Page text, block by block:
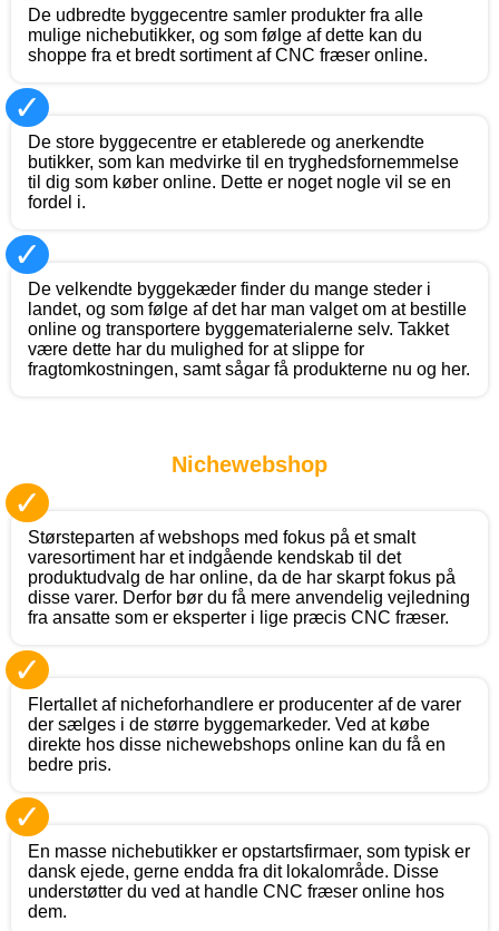
De udbredte byggecentre samler produkter fra alle
mulige nichebutikker, og som følge af dette kan du
shoppe fra et bredt sortiment af CNC fræser online.
✓
De store byggecentre er etablerede og anerkendte
butikker, som kan medvirke til en tryghedsfornemmelse
til dig som køber online. Dette er noget nogle vil se en
fordel i.
✓
De velkendte byggekæder finder du mange steder i
landet, og som følge af det har man valget om at bestille
online og transportere byggematerialerne selv. Takket
være dette har du mulighed for at slippe for
fragtomkostningen, samt sågar få produkterne nu og her.
Nichewebshop
✓
Størsteparten af webshops med fokus på et smalt
varesortiment har et indgående kendskab til det
produktudvalg de har online, da de har skarpt fokus på
disse varer. Derfor bør du få mere anvendelig vejledning
fra ansatte som er eksperter i lige præcis CNC fræser.
✓
Flertallet af nicheforhandlere er producenter af de varer
der sælges i de større byggemarkeder. Ved at købe
direkte hos disse nichewebshops online kan du få en
bedre pris.
✓
En masse nichebutikker er opstartsfirmaer, som typisk er
dansk ejede, gerne endda fra dit lokalområde. Disse
understøtter du ved at handle CNC fræser online hos
dem.